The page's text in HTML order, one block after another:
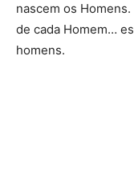
nascem os
de cada Homem…
homens.